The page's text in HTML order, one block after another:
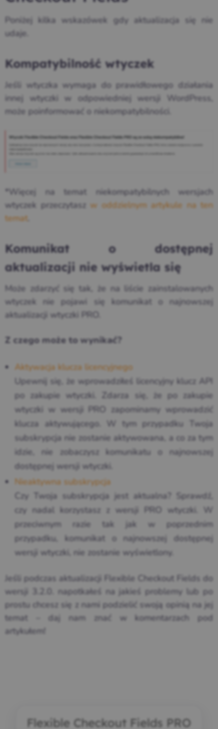
Poniżej kilka wskazówek gdy aktualizacja się nie
udaje.
Kompatybilność wtyczek
Jeśli wtyczka wymaga do prawidłowego działania
innej wtyczki w odpowiedniej wersji WordPress,
może poinformować o niekompatybilności.
*Więcej na temat niekompatybilnych wersjach
wtyczek przeczytasz w oddzielnym artykule na ten
temat
Komunikat o dostępnej
aktualizacji nie wyświetla się
Może zdarzyć się tak, że na liście zainstalowanych
wtyczek nie pojawi się komunikat o najnowszej
aktualizacji wtyczki PRO.
Z czego może to wynikać?
Aktywacja klucza licencyjnego
Upewnij się, że wprowadziłeś licencyjny klucz API
po zakupie wtyczki. Zdarza się, że po zakupie
wtyczki w wersji PRO zapominamy wprowadzić
klucza aktywującego. W tym przypadku Twoja
subskrypcja nie zostanie aktywowana, a co za tym
idzie, nie zobaczysz komunikatu o najnowszej
dostępnej wersji wtyczki.
Nieaktywna subskrypcja
Czy Twoja subskrypcja jest aktualna? Sprawdź,
czy nadal korzystasz z wersji PRO wtyczki. W
przeciwnym razie tak jak w poprzednim
przypadku, komunikat o najnowszej dostępnej
wersji wtyczki, nie zostanie wyświetlony.
Jeśli podczas aktualizacji Flexible Checkout Fields do
wersji 3.2.0. napotkałeś na jakieś problemy lub po
prostu chcesz się z nami podzielić swoją opinią na jej
temat – daj nam znać w komentarzach pod
artykułem!
Flexible Checkout Fields PRO